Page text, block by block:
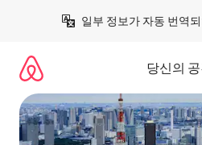
일부 정보가 자동 번역
당신의